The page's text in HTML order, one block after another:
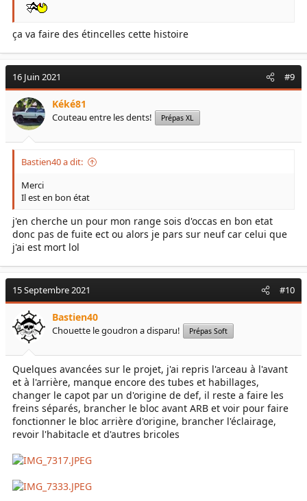
ça va faire des étincelles cette histoire
16 Juin 2021 #9
Kéké81
Couteau entre les dents! Prépas XL
Bastien40 a dit:
Merci
Il est en bon état
j'en cherche un pour mon range sois d'occas en bon etat
donc pas de fuite ect ou alors je pars sur neuf car celui que
j'ai est mort lol
15 Septembre 2021 #10
Bastien40
Chouette le goudron a disparu! Prépas Soft
Quelques avancées sur le projet, j'ai repris l'arceau à l'avant
et à l'arrière, manque encore des tubes et habillages,
changer le capot par un d'origine de def, il reste a faire les
freins séparés, brancher le bloc avant ARB et voir pour faire
fonctionner le bloc arrière d'origine, brancher l'éclairage,
revoir l'habitacle et d'autres bricoles